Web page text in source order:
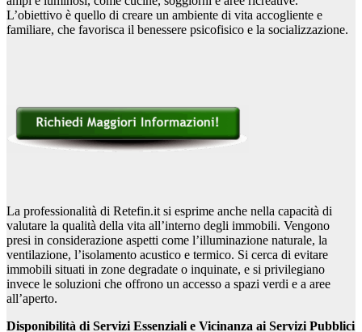
L’obiettivo è quello di creare un ambiente di vita accogliente e
familiare, che favorisca il benessere psicofisico e la socializzazione.
La professionalità di Retefin.it si esprime anche nella capacità di
valutare la qualità della vita all’interno degli immobili. Vengono
presi in considerazione aspetti come l’illuminazione naturale, la
ventilazione, l’isolamento acustico e termico. Si cerca di evitare
immobili situati in zone degradate o inquinate, e si privilegiano
invece le soluzioni che offrono un accesso a spazi verdi e a aree
all’aperto.
Disponibilità di Servizi Essenziali e Vicinanza ai Servizi Pubblici